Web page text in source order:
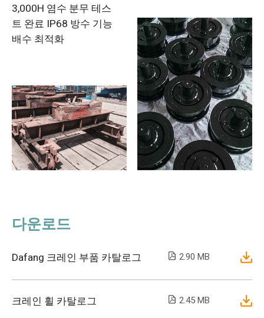
3,000H 염수 분무 테스
트 완료 IP68 방수 기능
배수 최적화
다운로드
Dafang 크레인 부품 카탈로그 2.90 MB
크레인 휠 카탈로그 2.45 MB